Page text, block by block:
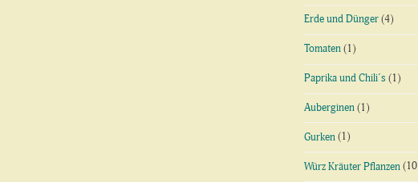
Erde und Dünger (4)
Tomaten (1)
Paprika und Chili´s (1)
Auberginen (1)
Gurken (1)
Würz Kräuter Pflanzen